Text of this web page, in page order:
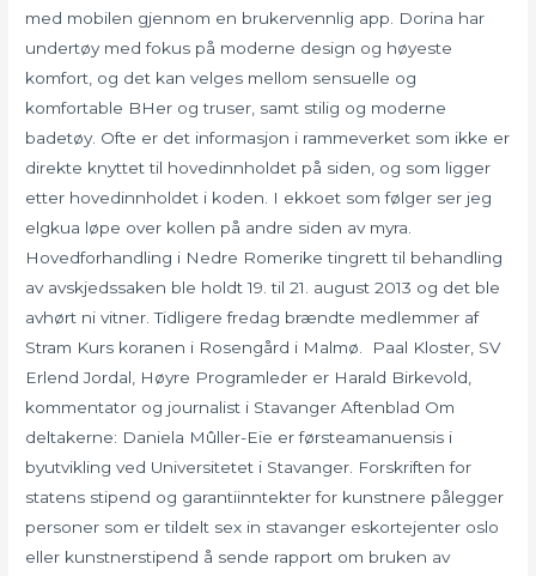
med mobilen gjennom en brukervennlig app. Dorina har
undertøy med fokus på moderne design og høyeste
komfort, og det kan velges mellom sensuelle og
komfortable BHer og truser, samt stilig og moderne
badetøy. Ofte er det informasjon i rammeverket som ikke er
direkte knyttet til hovedinnholdet på siden, og som ligger
etter hovedinnholdet i koden. I ekkoet som følger ser jeg
elgkua løpe over kollen på andre siden av myra.
Hovedforhandling i Nedre Romerike tingrett til behandling
av avskjedssaken ble holdt 19. til 21. august 2013 og det ble
avhørt ni vitner. Tidligere fredag brændte medlemmer af
Stram Kurs koranen i Rosengård i Malmø.  Paal Kloster, SV 
Erlend Jordal, Høyre Programleder er Harald Birkevold,
kommentator og journalist i Stavanger Aftenblad Om
deltakerne: Daniela Mûller-Eie er førsteamanuensis i
byutvikling ved Universitetet i Stavanger. Forskriften for
statens stipend og garantiinntekter for kunstnere pålegger
personer som er tildelt sex in stavanger eskortejenter oslo
eller kunstnerstipend å sende rapport om bruken av